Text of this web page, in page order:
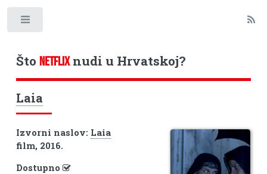
Što NETFLIXnudi u Hrvatskoj?
Laia
Izvorni naslov: Laia
film, 2016.
Dostupno